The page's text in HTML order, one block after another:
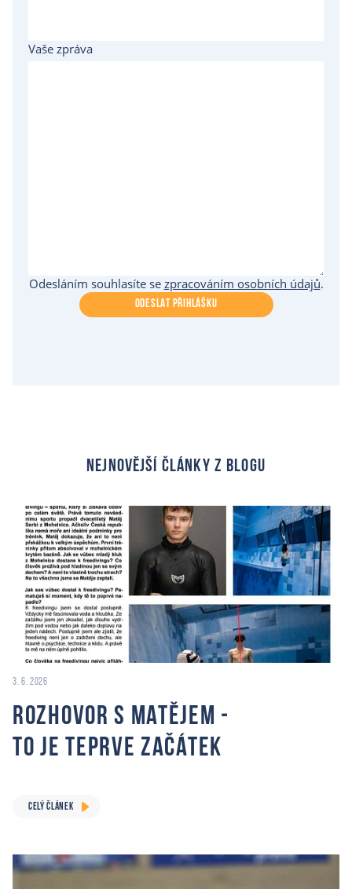
Vaše zpráva
Odesláním souhlasíte se zpracováním osobních údajů.
ODESLAT PŘIHLÁŠKU
nejnovější články z blogu
3. 6. 2026
Rozhovor s Matějem -
to je teprve začátek
CELÝ ČLÁNEK